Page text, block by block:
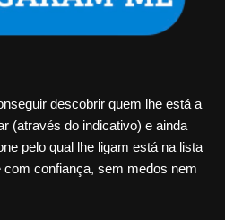
descobrir quem lhe está a
(através do indicativo) e ainda
pelo qual lhe ligam está na lista
com confiança, sem medos nem